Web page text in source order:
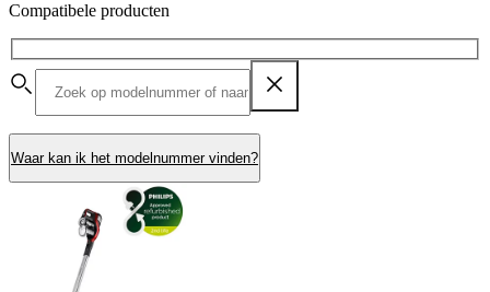
Compatibele producten
Waar kan ik het modelnummer vinden?